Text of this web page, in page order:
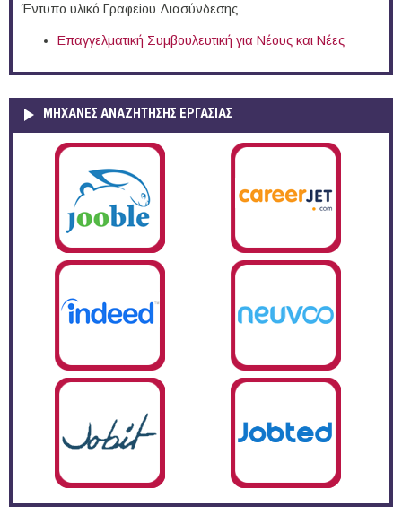
Έντυπο υλικό Γραφείου Διασύνδεσης
Επαγγελματική Συμβουλευτική για Νέους και Νέες
ΜΗΧΑΝΕΣ ΑΝΑΖΗΤΗΣΗΣ ΕΡΓΑΣΙΑΣ